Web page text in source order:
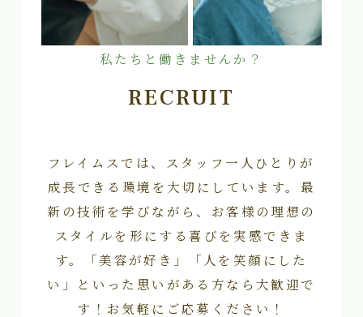
私たちと働きませんか？
RECRUIT
フレイムスでは、スタッフ一人ひとりが
成長できる環境を大切にしています。最
新の技術を学びながら、お客様の理想の
スタイルを形にする喜びを実感できま
す。「美容が好き」「人を笑顔にした
い」といった思いがある方なら大歓迎で
す！お気軽にご応募ください！